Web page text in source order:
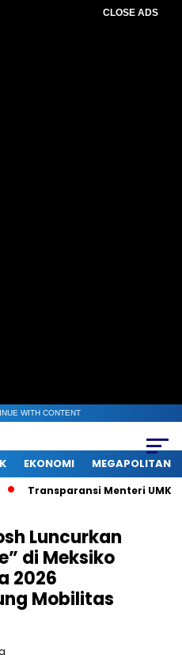
CLOSE ADS
WITH CONTENT
EKONOMI MEGAPOLITAN
Transparansi Menteri UMKM
Luncurkan
di Meksiko
2026
Mobilitas